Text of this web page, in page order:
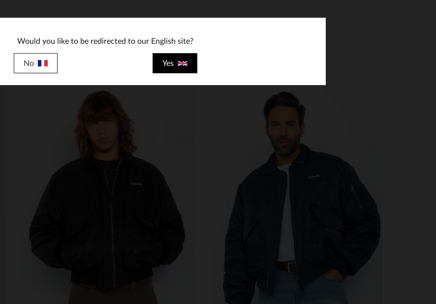
Vous aimerez également…
Découvrez ces produits similaires sélectionnés pour vous
Would you like to be redirected to our English site?
No Yes